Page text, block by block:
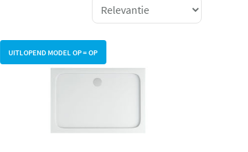
UITLOPEND MODEL OP = OP